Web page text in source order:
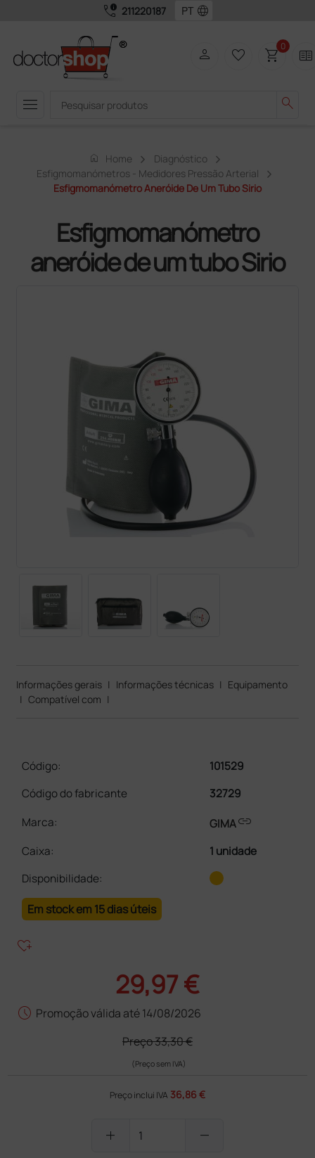
call_quality 211220187 language
menu search
person favorite_border shopping_cart0 two_pager
home Home
Diagnóstico
Esfigmomanómetros - Medidores Pressão Arterial
Esfigmomanómetro Aneróide De Um Tubo Sirio
Esfigmomanómetro
aneróide de um tubo Sirio
Informações gerais | Informações técnicas | Equipamento
| Compatível com |
Código:
101529
Código do fabricante
32729
Marca:
GIMAlink
Caixa:
1 unidade
Disponibilidade:
Em stock em 15 dias úteis
heart_plus
29,97 €
schedule Promoção válida até 14/08/2026
Preço33,30 €
(Preço sem IVA)
Preço inclui IVA 36,86 €
add remove